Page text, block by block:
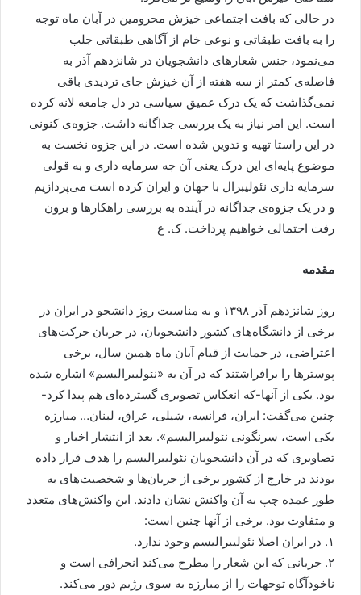
در حالی که بافت اجتماعی خیزش محرومین در آبان ماه توجه
را به بافت طبقاتی و نوعی خام از آگاهی طبقاتی جلب
می‌نمود، جنس شعارهای دانشجویان در شانزدهم آذر به
فاصله‌ی کمتر از سه هفته از آن خیزش جای تردیدی باقی
نمی‌گذاشت که یک درک عمیق سیاسی در دل جامعه لانه کرده
است. این امر نیاز به یک بررسی جداگانه داشت. جزوه‌ی کنونی
در این راستا تهیه و تدوین شده است. در این جزوه نخست به
موضوع پایه‌ای این درک یعنی آن چه سرمایه داری و به قولی
سرمایه داری نئولیبرال با جهان و ایران کرده است می‌پردازیم
و در یک جزوه‌ی جداگانه در آینده به بررسی راهکارها و برون
رفت احتمالی خواهیم پرداخت. ک. ع
مقدمه
روز شانزدهم آذر ۱۳۹۸ و به مناسبت روز دانشجو در ایران در
برخی از دانشگاه‌های کشور دانشجویان، در جریان حرکت‌های
اعتراضی، در حمایت از قیام آبان ماه همین سال، برخی
پوسترها را برافراشتند که در آن به «نئولیبرالیسم» اشاره شده
بود. یکی از آنها-که انعکاس تصویری گسترده‌ای هم پیدا کرد-
چنین می‌گفت: ایران، فرانسه، شیلی، عراق، لبنان… مبارزه
یکی است، سرنگونی نئولیبرالیسم». بعد از انتشار اخبار و
تصاویری که در آن دانشجویان نئولیبرالیسم را هدف قرار داده
بودند در خارج از کشور برخی از جریان‌ها و شخصیت‌های به
طور عمده چپ به آن واکنش نشان دادند. این واکنش‌های متعدد
و متفاوت بود. برخی از آنها چنین است:
۱. در ایران اصلا نئولیبرالیسم وجود ندارد.
۲. جریانی که این شعار را مطرح می‌کند انحرافی است و
ناخودآگاه توجهات را از مبارزه به سوی رژیم دور می‌کند.